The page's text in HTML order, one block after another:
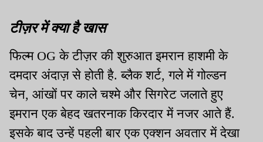
टीज़र में क्या है खास
फिल्म OG के टीज़र की शुरुआत इमरान हाशमी के
दमदार अंदाज़ से होती है. ब्लैक शर्ट, गले में गोल्डन
चेन, आंखों पर काले चश्मे और सिगरेट जलाते हुए
इमरान एक बेहद खतरनाक किरदार में नजर आते हैं.
इसके बाद उन्हें पहली बार एक एक्शन अवतार में देखा